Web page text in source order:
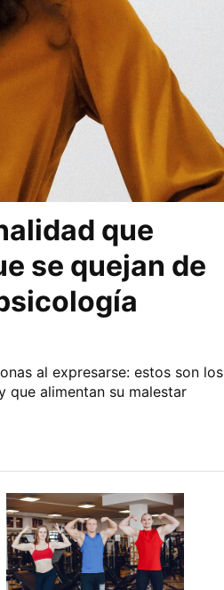
que
se quejan de
al expresarse: estos son los
que alimentan su malestar